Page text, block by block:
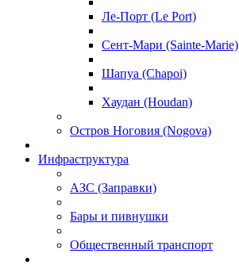
Ле-Порт (Le Port)
Сент-Мари (Sainte-Marie)
Шапуа (Chapoi)
Хаудан (Houdan)
Остров Ноговия (Nogova)
Инфраструктура
АЗС (Заправки)
Бары и пивнушки
Общественный транспорт